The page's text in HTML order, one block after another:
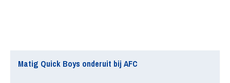
Matig Quick Boys onderuit bij AFC